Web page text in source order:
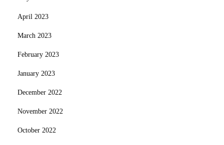
April 2023
March 2023
February 2023
January 2023
December 2022
November 2022
October 2022